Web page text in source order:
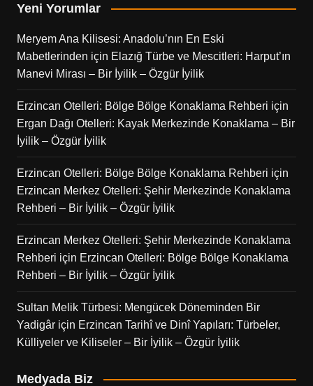
Yeni Yorumlar
Meryem Ana Kilisesi: Anadolu’nın En Eski
Mabetlerinden için Elazığ Türbe ve Mescitleri: Harput’ın
Manevi Mirası – Bir İyilik – Özgür İyilik
Erzincan Otelleri: Bölge Bölge Konaklama Rehberi için
Ergan Dağı Otelleri: Kayak Merkezinde Konaklama – Bir
İyilik – Özgür İyilik
Erzincan Otelleri: Bölge Bölge Konaklama Rehberi için
Erzincan Merkez Otelleri: Şehir Merkezinde Konaklama
Rehberi – Bir İyilik – Özgür İyilik
Erzincan Merkez Otelleri: Şehir Merkezinde Konaklama
Rehberi için Erzincan Otelleri: Bölge Bölge Konaklama
Rehberi – Bir İyilik – Özgür İyilik
Sultan Melik Türbesi: Mengücek Döneminden Bir
Yadigâriçin Erzincan Tarihî ve Dinî Yapıları: Türbeler,
Külliyeler ve Kiliseler – Bir İyilik – Özgür İyilik
Medyada Biz